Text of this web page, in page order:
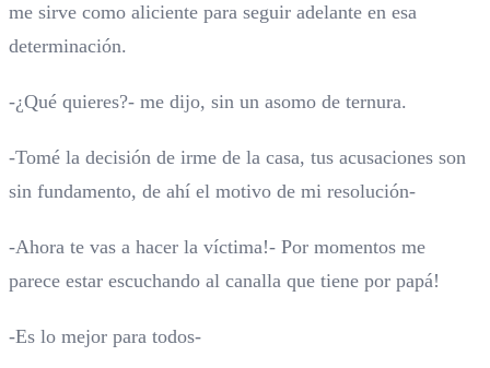
me sirve como aliciente para seguir adelante en esa
determinación.
-¿Qué quieres?- me dijo, sin un asomo de ternura.
-Tomé la decisión de irme de la casa, tus acusaciones son
sin fundamento, de ahí el motivo de mi resolución-
-Ahora te vas a hacer la víctima!- Por momentos me
parece estar escuchando al canalla que tiene por papá!
-Es lo mejor para todos-